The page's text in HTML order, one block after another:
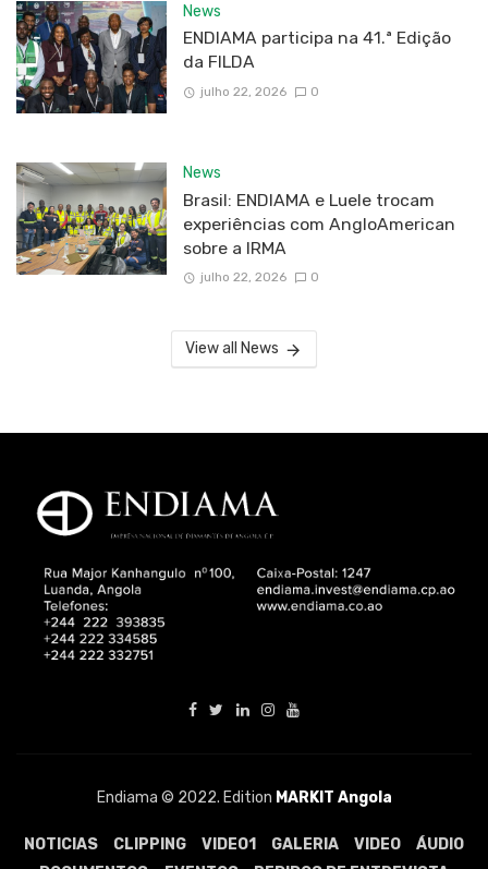
News
ENDIAMA participa na 41.ª Edição
da FILDA
julho 22, 2026 0
News
Brasil: ENDIAMA e Luele trocam
experiências com AngloAmerican
sobre a IRMA
julho 22, 2026 0
View all News
Endiama © 2022. Edition MARKIT Angola
NOTICIAS CLIPPING VIDEO1 GALERIA VIDEO
ÁUDIO